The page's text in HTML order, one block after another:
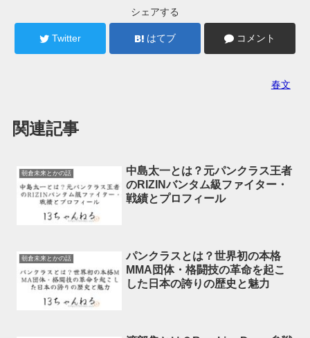
シェアする
Twitter はてブ コメント
春文
関連記事
朝倉未来とかの話
中島太一とは？元パンクラス王者
のRIZINバンタム級ファイター・
戦績とプロフィール
朝倉未来とかの話
パンクラスとは？世界初の本格
MMA団体・格闘技の革命を起こ
した日本の誇りの歴史と魅力